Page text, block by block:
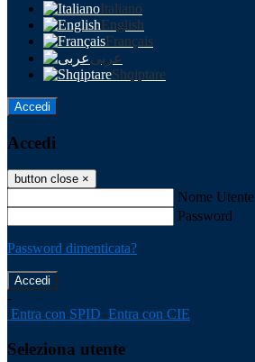
Italiano
English
Français
عربى
Shqiptare
Accedi
Accedi
button close ×
Nome Utente
Password
Password dimenticata?
-
Entra con SPID Entra con CIE
Seleziona utente